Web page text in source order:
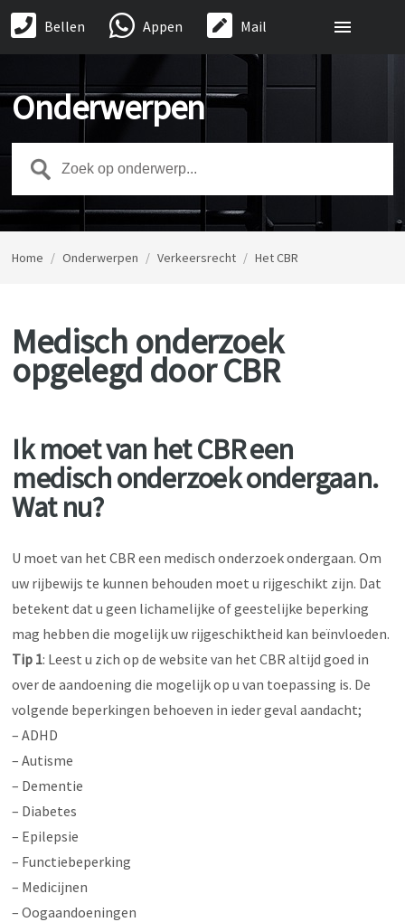
Bellen Appen Mail
Onderwerpen
Home / Onderwerpen / Verkeersrecht / Het CBR
Medisch onderzoek
opgelegd door CBR
Ik moet van het CBR een
medisch onderzoek ondergaan.
Wat nu?
U moet van het CBR een medisch onderzoek ondergaan. Om
uw rijbewijs te kunnen behouden moet u rijgeschikt zijn. Dat
betekent dat u geen lichamelijke of geestelijke beperking
mag hebben die mogelijk uw rijgeschiktheid kan beïnvloeden.
Tip 1: Leest u zich op de website van het CBR altijd goed in
over de aandoening die mogelijk op u van toepassing is. De
volgende beperkingen behoeven in ieder geval aandacht;
– ADHD
– Autisme
– Dementie
– Diabetes
– Epilepsie
– Functiebeperking
– Medicijnen
– Oogaandoeningen